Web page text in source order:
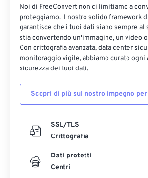
Noi di FreeConvert non ci limitiamo a
proteggiamo. Il nostro solido framework
garantisce che i tuoi dati siano sempre al
stia convertendo un'immagine, un video
Con crittografia avanzata, data center
monitoraggio vigile, abbiamo curato ogni
sicurezza dei tuoi dati.
Scopri di più sul nostro impegno
SSL/TLS
Crittografia
Dati protetti
Centri